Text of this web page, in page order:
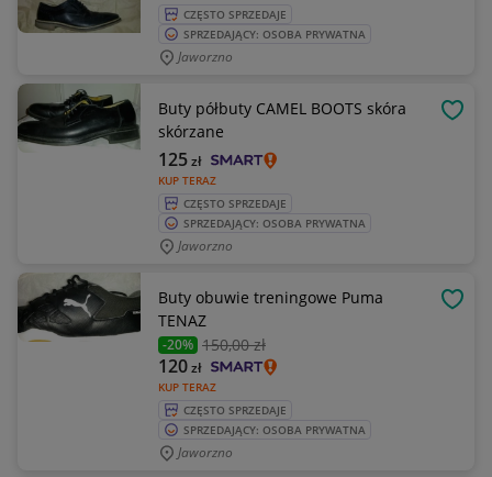
CZĘSTO SPRZEDAJE
SPRZEDAJĄCY: OSOBA PRYWATNA
Jaworzno
Buty półbuty CAMEL BOOTS skóra
skórzane
KUP TERAZ
125zł
CZĘSTO SPRZEDAJE
SPRZEDAJĄCY: OSOBA PRYWATNA
Jaworzno
Buty obuwie treningowe Puma
TENAZ
-20% 150,00 zł
KUP TERAZ
120zł
CZĘSTO SPRZEDAJE
SPRZEDAJĄCY: OSOBA PRYWATNA
Jaworzno